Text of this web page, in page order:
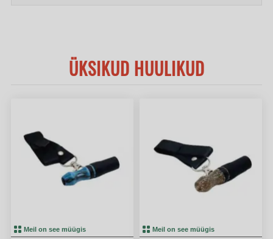
ÜKSIKUD HUULIKUD
Meil on see müügis Meil on see müügis